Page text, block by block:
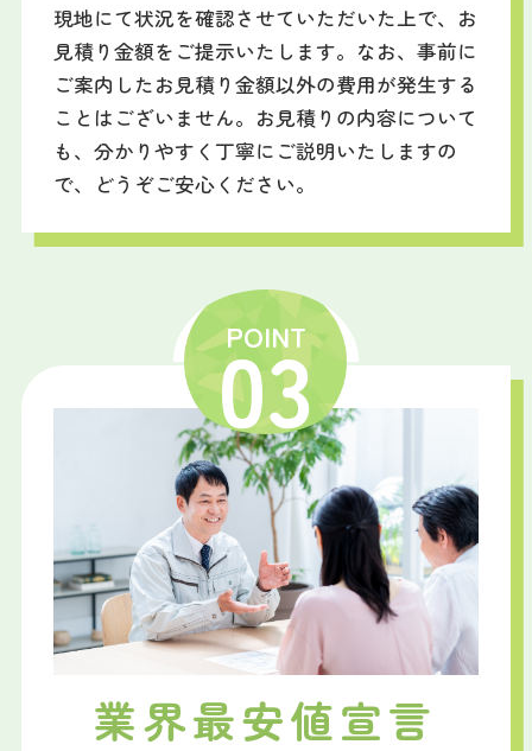
現地にて状況を確認させていただいた上で、お
見積り金額をご提示いたします。なお、事前に
ご案内したお見積り金額以外の費用が発生する
ことはございません。お見積りの内容について
も、分かりやすく丁寧にご説明いたしますの
で、どうぞご安心ください。
POINT
03
業界最安値宣言